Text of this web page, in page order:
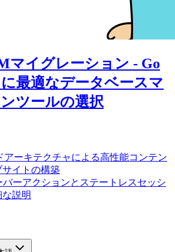
マイグレーション - Go
最適なデータベースマ
ツールの選択
アーキテクチャによる高性能コンテン
イトの構築
バーアクションとステートレスセッシ
説明